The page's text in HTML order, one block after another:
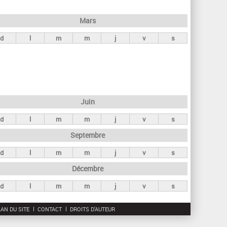
r
c
Mars
d l m m j v s
Juin
d l m m j v s
Septembre
d l m m j v s
Décembre
d l m m j v s
DU SITE CONTACT DROITS D'AUTEUR